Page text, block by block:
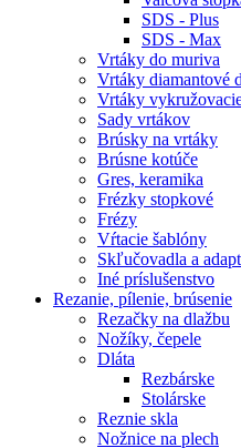
SDS - Plus
SDS - Max
Vrtáky do muriva
Vrtáky diamantové
Vrtáky
Sady vrtákov
Brúsky na vrtáky
Brúsne kotúče
Gres, keramika
Frézky stopkové
Frézy
Vŕtacie šablóny
Skľučovadla a
Iné príslušenstvo
Rezanie, pílenie, brúsenie
Rezačky na dlažbu
Nožíky, čepele
Dláta
Rezbárske
Stolárske
Reznie skla
Nožnice na plech